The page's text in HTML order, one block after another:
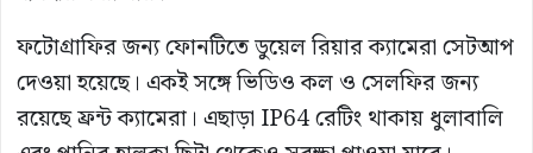
ফটোগ্রাফির জন্য ফোনটিতে ডুয়েল রিয়ার ক্যামেরা সেটআপ
দেওয়া হয়েছে। একই সঙ্গে ভিডিও কল ও সেলফির জন্য
রয়েছে ফ্রন্ট ক্যামেরা। এছাড়া IP64 রেটিং থাকায় ধুলাবালি